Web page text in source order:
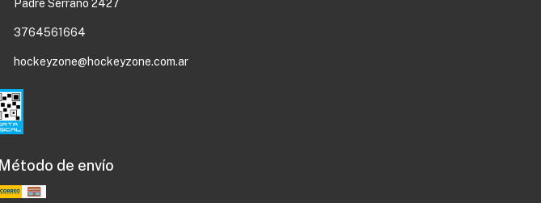
Padre Serrano 2427
3764561664
hockeyzone@hockeyzone.com.ar
Método de envío